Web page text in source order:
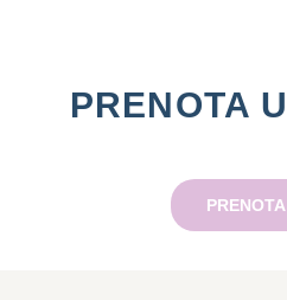
PRENOTA